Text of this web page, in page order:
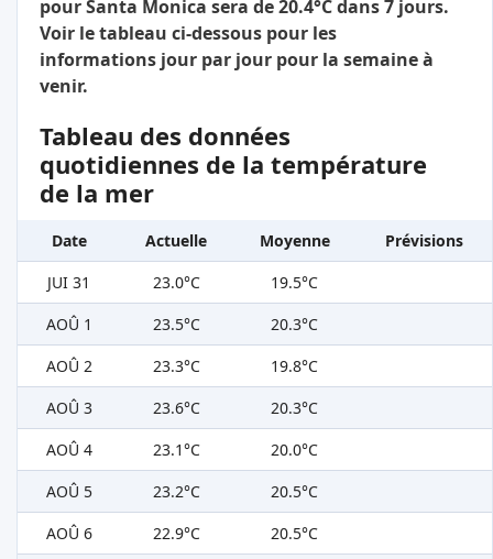
pour Santa Monica sera de 20.4°C dans 7 jours.
Voir le tableau ci-dessous pour les
informations jour par jour pour la semaine à
venir.
Tableau des données
quotidiennes de la température
de la mer
Date Actuelle Moyenne
Prévisions
JUI 31
23.0°C
19.5°C
AOÛ 1
23.5°C
20.3°C
AOÛ 2
23.3°C
19.8°C
AOÛ 3
23.6°C
20.3°C
AOÛ 4
23.1°C
20.0°C
AOÛ 5
23.2°C
20.5°C
AOÛ 6
22.9°C
20.5°C